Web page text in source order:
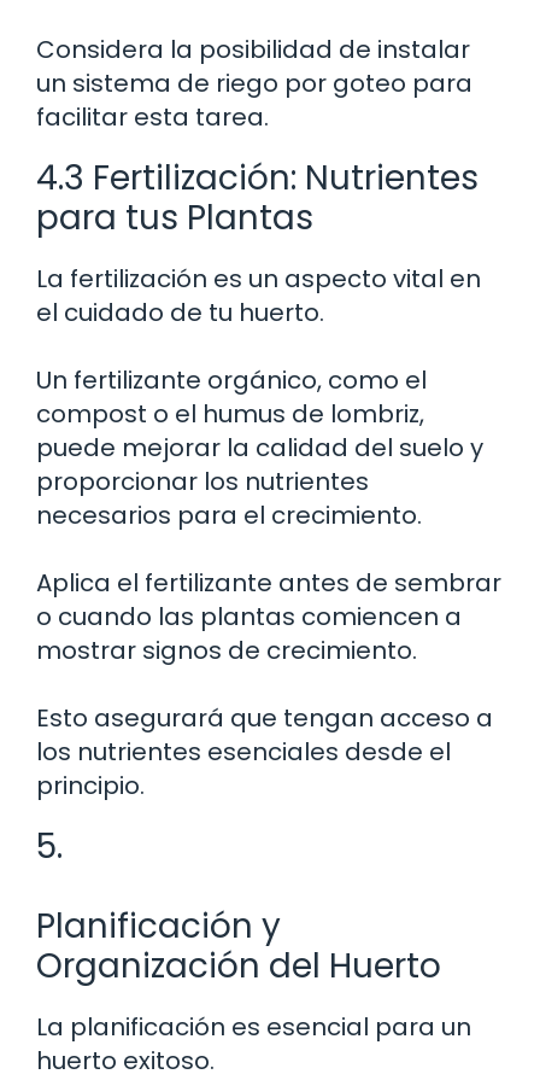
Considera la posibilidad de instalar
un sistema de riego por goteo para
facilitar esta tarea.
4.3 Fertilización: Nutrientes
para tus Plantas
La fertilización es un aspecto vital en
el cuidado de tu huerto.
Un fertilizante orgánico, como el
compost o el humus de lombriz,
puede mejorar la calidad del suelo y
proporcionar los nutrientes
necesarios para el crecimiento.
Aplica el fertilizante antes de sembrar
o cuando las plantas comiencen a
mostrar signos de crecimiento.
Esto asegurará que tengan acceso a
los nutrientes esenciales desde el
principio.
5.
Planificación y
Organización del Huerto
La planificación es esencial para un
huerto exitoso.